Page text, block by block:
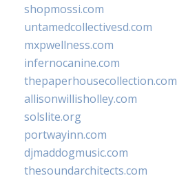
shopmossi.com
untamedcollectivesd.com
mxpwellness.com
infernocanine.com
thepaperhousecollection.com
allisonwillisholley.com
solslite.org
portwayinn.com
djmaddogmusic.com
thesoundarchitects.com